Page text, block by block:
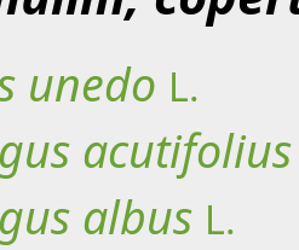
unedo L.
acutifolius
albus L.